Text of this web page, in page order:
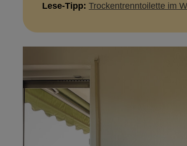
Lese-Tipp: Trockentrenntoilette im